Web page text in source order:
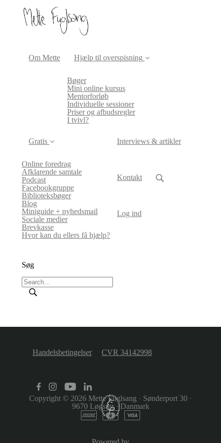
Om Mette Hjælp til overspisning
Bøger
Mini online kursus
Mentorforløb
Individuelle sessioner
Priser og afbudsregler
I tvivl?
Gratis
Online foredrag
Afklarende samtale
Podcast
Facebookgruppe
Biblioteksbøger
Blog
Miniguide + nyhedsmail
Sociale medier
Brevkasse
Hvor kan du ellers få hjælp?
Interviews & artikler
Kontakt
Log ind
Søg
Handelsbetingelser CVR 34142998
Copyright © 2026 Mette Fuglsang · Sønderport 30 ·
9670 Løgstør ·Danmark